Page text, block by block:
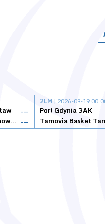
---
KSK Qemetica Noteć Inowrocław ---
2LM | 2026-09-19
Port Gdynia GAK